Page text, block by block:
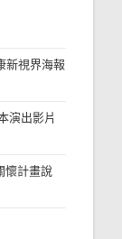
新視界海報
演出影片
懷計畫說